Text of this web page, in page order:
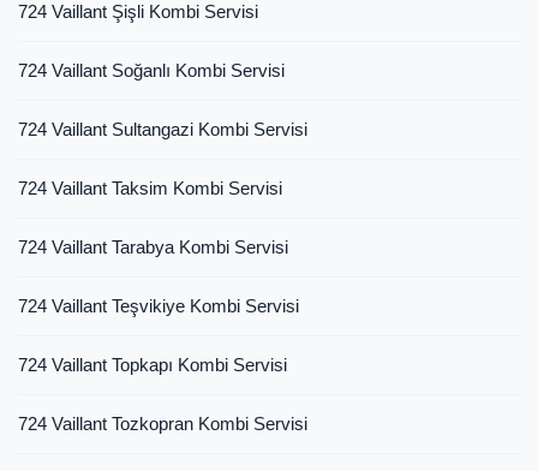
724 Vaillant Şişli Kombi Servisi
724 Vaillant Soğanlı Kombi Servisi
724 Vaillant Sultangazi Kombi Servisi
724 Vaillant Taksim Kombi Servisi
724 Vaillant Tarabya Kombi Servisi
724 Vaillant Teşvikiye Kombi Servisi
724 Vaillant Topkapı Kombi Servisi
724 Vaillant Tozkopran Kombi Servisi